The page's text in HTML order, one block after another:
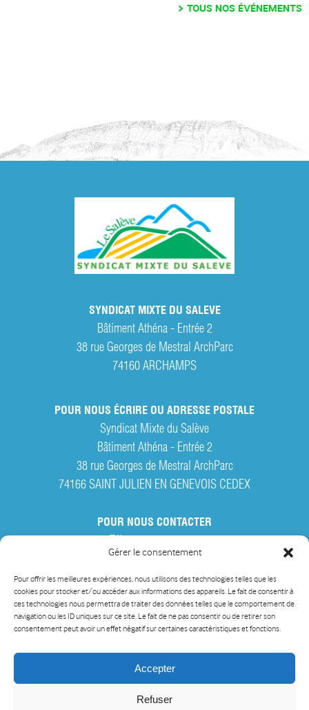
Gérer le consentement
Pour offrir les meilleures expériences, nous utilisons des technologies telles que les
cookies pour stocker et/ou accéder aux informations des appareils. Le fait de consentir à
ces technologies nous permettra de traiter des données telles que le comportement de
navigation ou les ID uniques sur ce site. Le fait de ne pas consentir ou de retirer son
consentement peut avoir un effet négatif sur certaines caractéristiques et fonctions.
Accepter
Refuser
TOUS NOS ÉVÉNEMENTS
SYNDICAT MIXTE DU SALEVE
Bâtiment Athéna - Entrée 2
38 rue Georges de Mestral ArchParc
74160 ARCHAMPS
POUR NOUS ÉCRIRE OU ADRESSE POSTALE
Syndicat Mixte du Salève
Bâtiment Athéna - Entrée 2
38 rue Georges de Mestral ArchParc
74166 SAINT JULIEN EN GENEVOIS CEDEX
POUR NOUS CONTACTER
Par courriel